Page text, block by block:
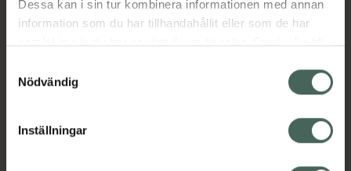
Dessa kan i sin tur kombinera informationen med annan
information som du har tillhandahållit eller som de har
återkalla ditt samtycke via webbplatsens
cookieinställningar. Ett återkallat samtycke påverkar inte
lagligheten av behandling som skett innan återkallelsen.
Nödvändig
Inställningar
EAN:07046263766584
Visa